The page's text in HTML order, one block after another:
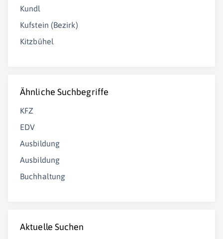
Kundl
Kufstein (Bezirk)
Kitzbühel
Ähnliche Suchbegriffe
KFZ
EDV
Ausbildung
Ausbildung
Buchhaltung
Aktuelle Suchen